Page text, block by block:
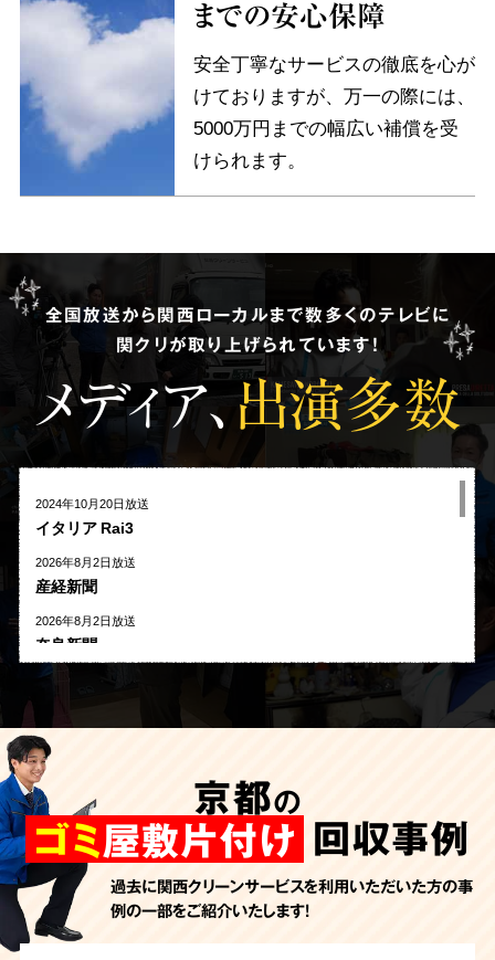
までの安心保障
安全丁寧なサービスの徹底を心が
けておりますが、万一の際には、
5000万円までの幅広い補償を受
けられます。
全国放送から関西ローカルまで数多くのテレビに
関クリが取り上げられています!
メディア、出演多数
2024年10月20日放送
イタリア Rai3
2026年8月2日放送
産経新聞
2026年8月2日放送
奈良新聞
2026年8月1日放送
2026年7月27日放送
AbemaTV
2026年7月24日放送
朝日新聞
2026年7月10日放送
季刊「宗教問題」
2026年7月10日放送
東洋経済オンライン
京都の
ゴミ屋敷片付け 回収事例
過去に関西クリーンサービスを利用いただいた方の事
例の一部をご紹介いたします！